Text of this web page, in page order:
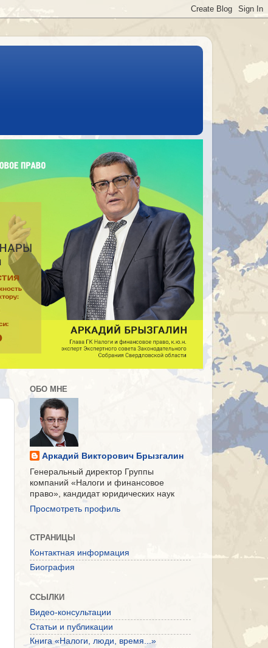
ОБО МНЕ
Аркадий Викторович Брызгалин
Генеральный директор Группы
компаний «Налоги и финансовое
право», кандидат юридических наук
Просмотреть профиль
СТРАНИЦЫ
Контактная информация
Биография
ССЫЛКИ
Видео-консультации
Статьи и публикации
Книга «Налоги, люди, время...»